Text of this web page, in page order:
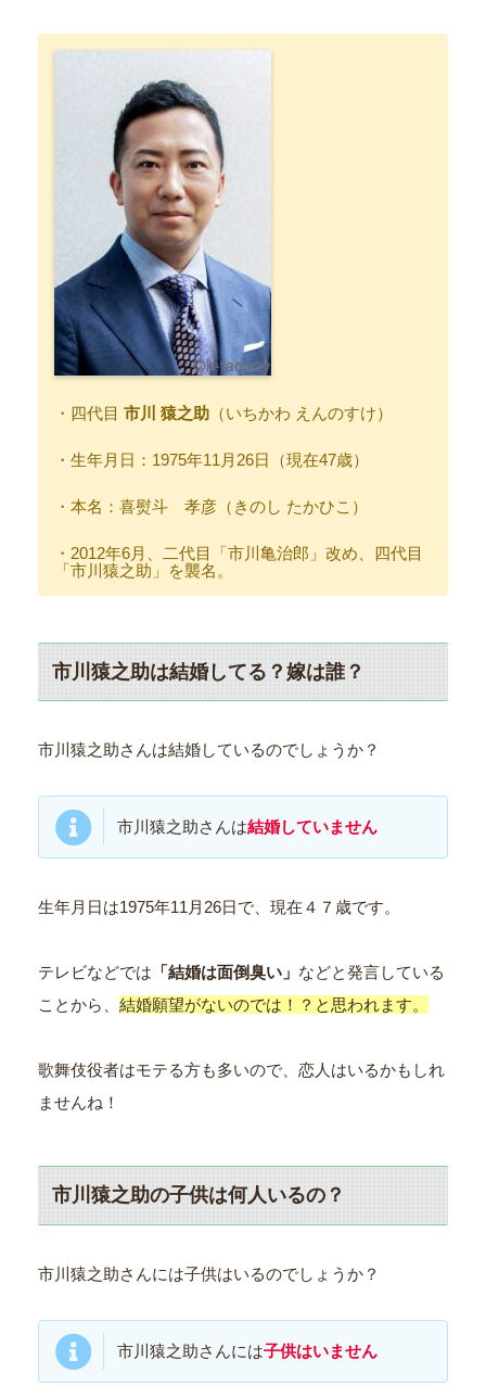
・四代目 市川 猿之助 （いちかわ えんのすけ）
・生年月日：1975年11月26日（現在47歳）
・本名：喜熨斗 孝彦（きのし たかひこ）
・2012年6月、二代目「市川亀治郎」改め、四代目
「市川猿之助」を襲名。
市川猿之助は結婚してる？嫁は誰？
市川猿之助さんは結婚しているのでしょうか？
市川猿之助さんは結婚していません
生年月日は1975年11月26日で、現在４７歳です。
テレビなどでは 「結婚は面倒臭い」 などと発言している
ことから、 結婚願望がないのでは！？と思われます。
歌舞伎役者はモテる方も多いので、恋人はいるかもしれ
ませんね！
市川猿之助の子供は何人いるの？
市川猿之助さんには子供はいるのでしょうか？
市川猿之助さんには子供はいません